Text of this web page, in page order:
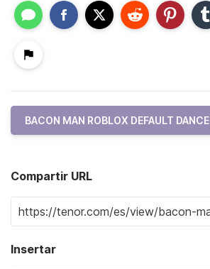
BACON MAN ROBLOX DEFAULT DANCE
Compartir URL
Insertar